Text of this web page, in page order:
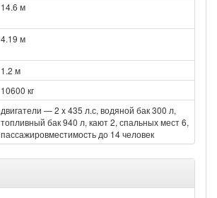
14.6 м
4.19 м
1.2 м
10600 кг
двигатели — 2 x 435 л.с, водяной бак 300 л,
топливный бак 940 л, кают 2, спальных мест 6,
пассажировместимость до 14 человек